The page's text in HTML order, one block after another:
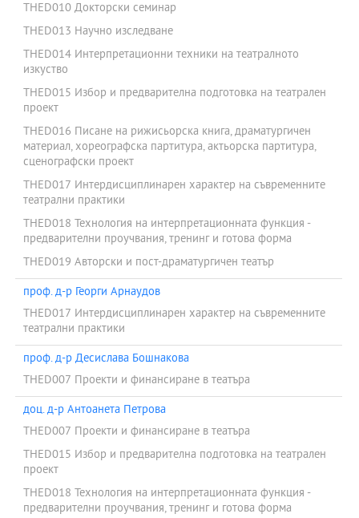
THED010 Докторски семинар
THED013 Научно изследване
THED014 Интерпретационни техники на театралното
изкуство
THED015 Избор и предварителна подготовка на театрален
проект
THED016 Писане на рижисьорска книга, драматургичен
материал, хореографска партитура, актьорска партитура,
сценографски проект
THED017 Интердисциплинарен характер на съвременните
театрални практики
THED018 Технология на интерпретационната функция -
предварителни проучвания, тренинг и готова форма
THED019 Авторски и пост-драматургичен театър
проф. д-р Георги Арнаудов
THED017 Интердисциплинарен характер на съвременните
театрални практики
проф. д-р Десислава Бошнакова
THED007 Проекти и финансиране в театъра
доц. д-р Антоанета Петрова
THED007 Проекти и финансиране в театъра
THED015 Избор и предварителна подготовка на театрален
проект
THED018 Технология на интерпретационната функция -
предварителни проучвания, тренинг и готова форма